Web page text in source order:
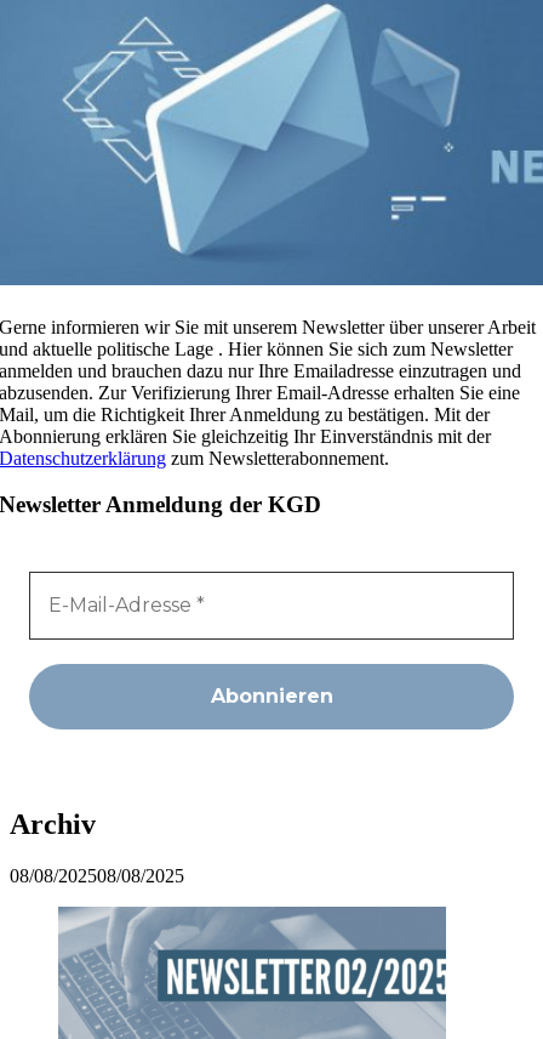
Gerne informieren wir Sie mit unserem Newsletter über unserer Arbeit
und aktuelle politische Lage . Hier können Sie sich zum Newsletter
anmelden und brauchen dazu nur Ihre Emailadresse einzutragen und
abzusenden. Zur Verifizierung Ihrer Email-Adresse erhalten Sie eine
Mail, um die Richtigkeit Ihrer Anmeldung zu bestätigen. Mit der
Abonnierung erklären Sie gleichzeitig Ihr Einverständnis mit der
Datenschutzerklärung zum Newsletterabonnement.
Newsletter Anmeldung der KGD
Archiv
08/08/202508/08/2025